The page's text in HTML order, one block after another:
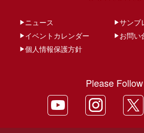
ニュース
サンブ
イベントカレンダー
お問い
個人情報保護方針
Please Follow